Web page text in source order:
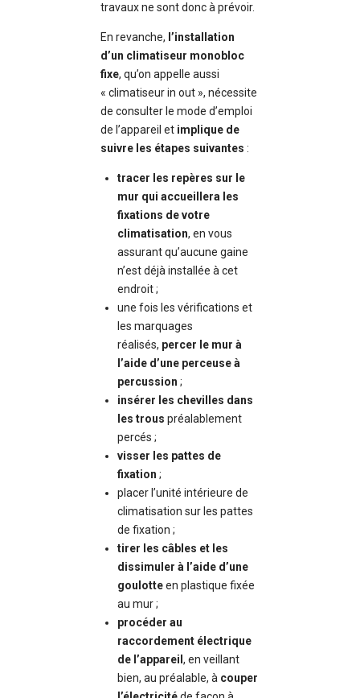
travaux ne sont donc à prévoir.
En revanche, l’installation
d’un climatiseur monobloc
fixe, qu’on appelle aussi
« climatiseur in out », nécessite
de consulter le mode d’emploi
de l’appareil et implique de
suivre les étapes suivantes :
tracer les repères sur le
mur qui accueillera les
fixations de votre
climatisation, en vous
assurant qu’aucune gaine
n’est déjà installée à cet
endroit ;
une fois les vérifications et
les marquages
réalisés, percer le mur à
l’aide d’une perceuse à
percussion ;
insérer les chevilles dans
les trous préalablement
percés ;
visser les pattes de
fixation ;
placer l’unité intérieure de
climatisation sur les pattes
de fixation ;
tirer les câbles et les
dissimuler à l’aide d’une
goulotteen plastique fixée
au mur ;
procéder au
raccordement électrique
de l’appareil , en veillant
bien, au préalable, à couper